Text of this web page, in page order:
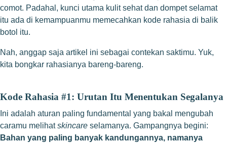
comot. Padahal, kunci utama kulit sehat dan dompet selamat
itu ada di kemampuanmu memecahkan kode rahasia di balik
botol itu.
Nah, anggap saja artikel ini sebagai contekan saktimu. Yuk,
kita bongkar rahasianya bareng-bareng.
Kode Rahasia #1: Urutan Itu Menentukan Segalanya
Ini adalah aturan paling fundamental yang bakal mengubah
caramu melihatskincare selamanya. Gampangnya begini:
Bahan yang paling banyak kandungannya, namanya